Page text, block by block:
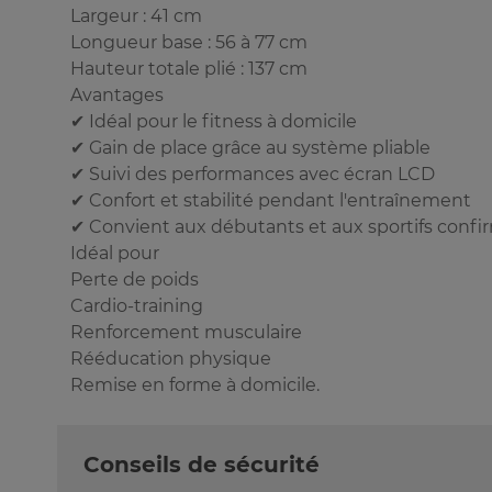
Largeur : 41 cm
Longueur base : 56 à 77 cm
Hauteur totale plié : 137 cm
Avantages
✔ Idéal pour le fitness à domicile
✔ Gain de place grâce au système pliable
✔ Suivi des performances avec écran LCD
✔ Confort et stabilité pendant l'entraînement
✔ Convient aux débutants et aux sportifs
Idéal pour
Perte de poids
Cardio-training
Renforcement musculaire
Rééducation physique
Remise en forme à domicile.
Conseils de sécurité